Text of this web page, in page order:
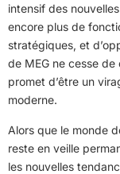
intensif des
encore plus de
stratégiques, et
de MEG ne cesse
promet d’être un
moderne.
Alors que le monde
reste en veille
les nouvelles